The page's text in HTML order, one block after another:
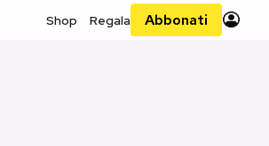
Shop Regala Abbonati